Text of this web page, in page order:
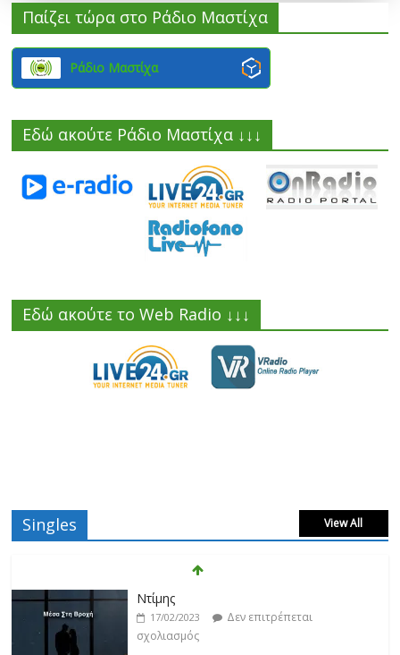
Παίζει τώρα στο Ράδιο Μαστίχα
Ράδιο Μαστίχα
Εδώ ακούτε Ράδιο Μαστίχα ↓↓↓
Εδώ ακούτε το Web Radio ↓↓↓
Singles View All
Ντίμης
17/02/2023
Δεν επιτρέπεται
σχολιασμός